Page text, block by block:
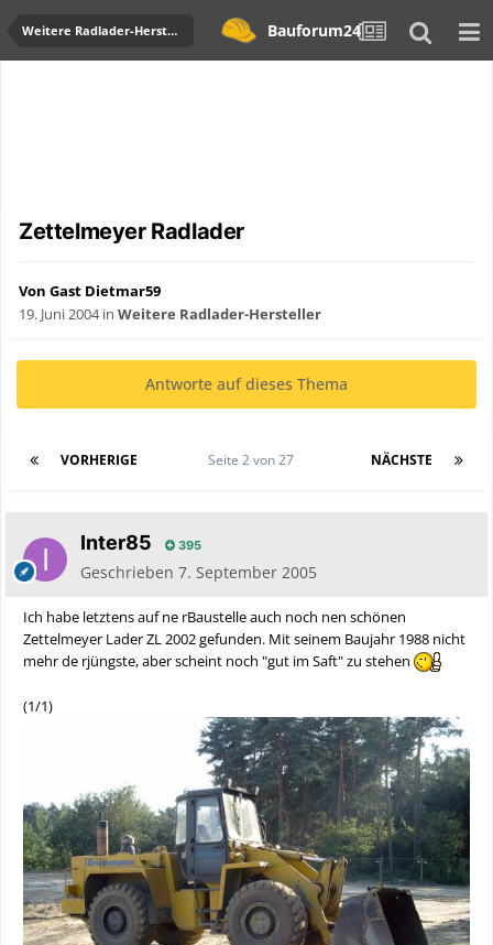
Weitere Radlader-Hersteller Bauforum24
Zettelmeyer Radlader
Von Gast Dietmar59
19. Juni 2004in Weitere Radlader-Hersteller
Antworte auf dieses Thema
VORHERIGE NÄCHSTE
Seite 2 von 27
Inter85 395
Geschrieben 7. September 2005
Ich habe letztens auf ne rBaustelle auch noch nen schönen
Zettelmeyer Lader ZL 2002 gefunden. Mit seinem Baujahr 1988 nicht
mehr de rjüngste, aber scheint noch "gut im Saft" zu stehen
(1/1)